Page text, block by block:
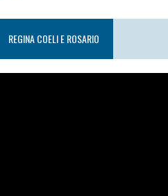
REGINA COELI E ROSARIO